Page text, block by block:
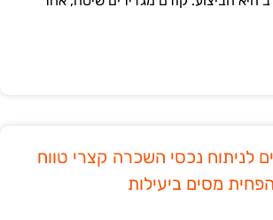
לניתוח נכסי השכרה קצרי טווח
מסים ביעילות